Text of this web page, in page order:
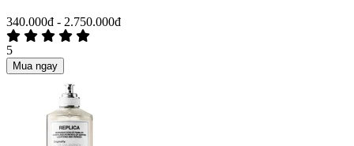
340.000đ - 2.750.000đ
5
Mua ngay